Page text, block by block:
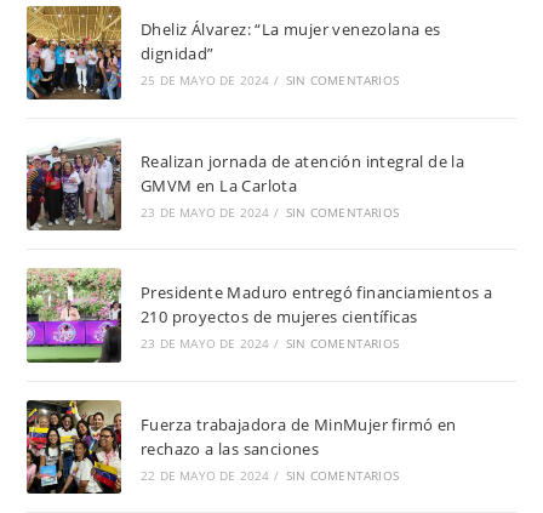
Dheliz Álvarez: “La mujer venezolana es
dignidad”
25 DE MAYO DE 2024 / SIN COMENTARIOS
Realizan jornada de atención integral de la
GMVM en La Carlota
23 DE MAYO DE 2024 / SIN COMENTARIOS
Presidente Maduro entregó financiamientos a
210 proyectos de mujeres científicas
23 DE MAYO DE 2024 / SIN COMENTARIOS
Fuerza trabajadora de MinMujer firmó en
rechazo a las sanciones
22 DE MAYO DE 2024 / SIN COMENTARIOS